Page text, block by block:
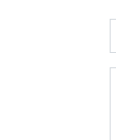
*